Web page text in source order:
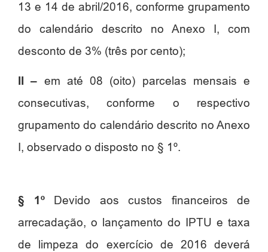
13 e 14 de abril/2016, conforme grupamento
do calendário descrito no Anexo I, com
desconto de 3% (três por cento);
II – em até 08 (oito) parcelas mensais e
consecutivas, conforme o respectivo
grupamento do calendário descrito no Anexo
I, observado o disposto no § 1º.
§ 1º
Devido aos custos financeiros de
arrecadação, o lançamento do IPTU e taxa
de limpeza do exercício de 2016 deverá